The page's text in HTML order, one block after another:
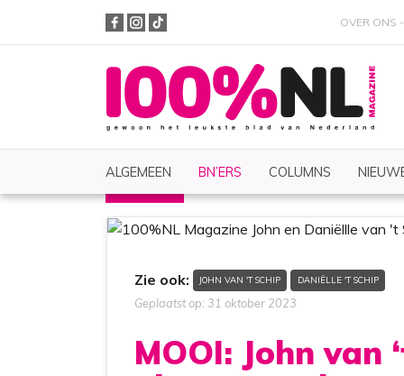
OVER ONS
ALGEMEEN BN’ERS COLUMNS
Zoeken
Zie ook: JOHN VAN 'T SCHIP DANIËLLE 'T SCHIP
Geplaatst op: 31 oktober 2023
MOOI: John van